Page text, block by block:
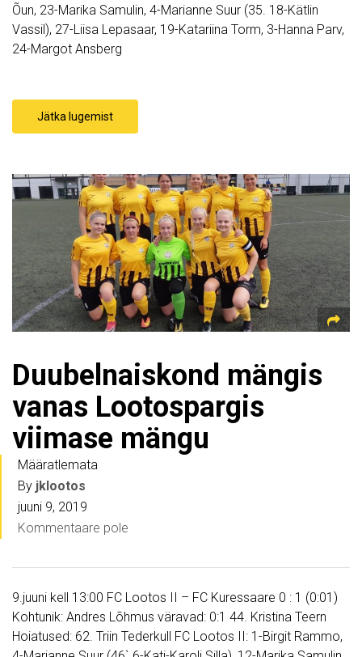
Õun, 23-Marika Samulin, 4-Marianne Suur (35. 18-Kätlin
Vassil), 27-Liisa Lepasaar, 19-Katariina Torm, 3-Hanna Parv,
24-Margot Ansberg
Jätka lugemist
Duubelnaiskond mängis
vanas Lootospargis
viimase mängu
Määratlemata
By jklootos
juuni 9, 2019
Kommentaare pole
9.juuni kell 13:00 FC Lootos II – FC Kuressaare 0 : 1 (0:01)
Kohtunik: Andres Lõhmus väravad: 0:1 44. Kristina Teern
Hoiatused: 62. Triin Tederkull FC Lootos II: 1-Birgit Rammo,